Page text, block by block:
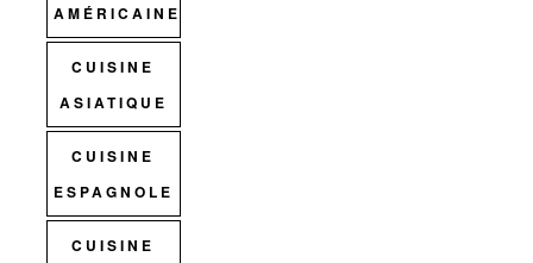
AMÉRICAINE
CUISINE
ASIATIQUE
CUISINE
ESPAGNOLE
CUISINE